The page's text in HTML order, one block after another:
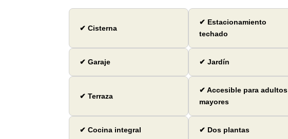
✔ Cisterna
✔ Estacionamiento
techado
✔ Garaje ✔ Jardín
✔ Terraza
✔ Accesible para adultos
mayores
✔ Cocina integral ✔ Dos plantas